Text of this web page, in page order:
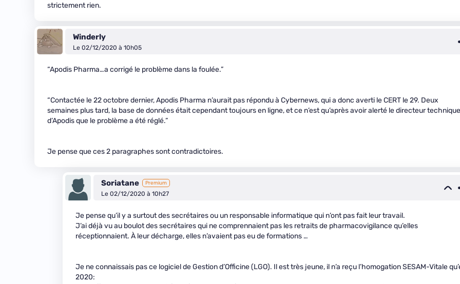
strictement rien.
Winderly
Le 02/12/2020 à 10h05
“Apodis Pharma…a corrigé le problème dans la foulée.”
“Contactée le 22 octobre dernier, Apodis Pharma n’aurait pas répondu à Cybernews, qui a donc averti le CERT le 29. Deux
semaines plus tard, la base de données était cependant toujours en ligne, et ce n’est qu’après avoir alerté le directeur technique
d’Apodis que le problème a été réglé.”
Je pense que ces 2 paragraphes sont contradictoires.
Soriatane Premium
Le 02/12/2020 à 10h27
Je pense qu’il y a surtout des secrétaires ou un responsable informatique qui n’ont pas fait leur travail.
J’ai déjà vu au boulot des secrétaires qui ne comprennaient pas les retraits de pharmacovigilance qu’elles
réceptionnaient. À leur décharge, elles n’avaient pas eu de formations …
Je ne connaissais pas ce logiciel de Gestion d’Officine (LGO). Il est très jeune, il n’a reçu l’homogation SESAM-Vitale
2020: